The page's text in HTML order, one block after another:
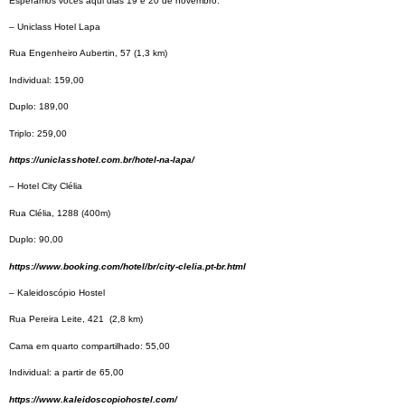
– Uniclass Hotel Lapa
Rua Engenheiro Aubertin, 57 (1,3 km)
Individual: 159,00
Duplo: 189,00
Triplo: 259,00
https://uniclasshotel.com.br/hotel-na-lapa/
– Hotel City Clélia
Rua Clélia, 1288 (400m)
Duplo: 90,00
https://www.booking.com/hotel/br/city-clelia.pt-br.html
– Kaleidoscópio Hostel
Rua Pereira Leite, 421 (2,8 km)
Cama em quarto compartilhado: 55,00
Individual: a partir de 65,00
https://www.kaleidoscopiohostel.com/